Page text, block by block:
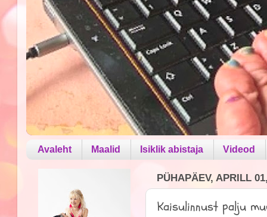
Avaleht Maalid Isiklik abistaja Videod
PÜHAPÄEV, APRILL
Kaisulinnust palju